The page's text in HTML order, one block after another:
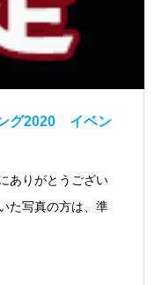
グ2020 イベン
ありがとうござい
た写真の方は、準